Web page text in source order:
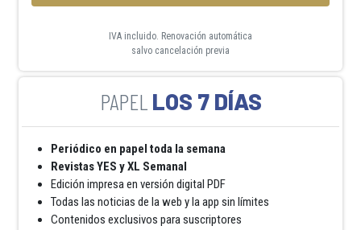
IVA incluido. Renovación automática
salvo cancelación previa
LOS 7 DÍAS
Periódico en papel toda la semana
Revistas YES y XL Semanal
Edición impresa en versión digital PDF
Todas las noticias de la web y la app sin límites
Contenidos exclusivos para suscriptores